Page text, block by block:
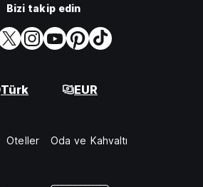
Bizi takip edin
Türk EUR
Oteller Oda ve Kahvaltı